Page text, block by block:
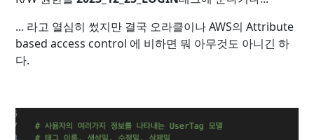
... 라고 열심히 썼지만 결국 오라클이나 AWS의 Attribute
based access control 에 비하면 뭐 아무것도 아니긴 하
다.